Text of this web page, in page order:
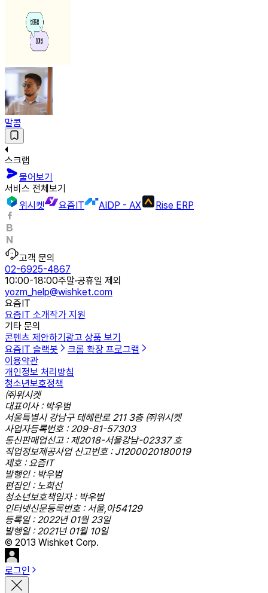
말콤
스크랩
물어보기
서비스 전체보기
위시켓
요즘IT AIDP - AX Rise ERP
고객 문의
02-6925-4867
10:00-18:00주말·공휴일 제외
yozm_help@wishket.com
요즘IT
요즘IT 소개작가 지원
기타 문의
콘텐츠 제안하기 광고 상품 보기
요즘IT 슬랙봇
크롬 확장 프로그램
이용약관
개인정보 처리방침
청소년보호정책
㈜위시켓
대표이사 : 박우범
서울특별시 강남구 테헤란로 211 3층 ㈜위시켓
사업자등록번호 : 209-81-57303
통신판매업신고 : 제2018-서울강남-02337 호
직업정보제공사업 신고번호 : J1200020180019
제호 : 요즘IT
발행인 : 박우범
편집인 : 노희선
청소년보호책임자 : 박우범
인터넷신문등록번호 : 서울,아54129
등록일 : 2022년 01월 23일
발행일 : 2021년 01월 10일
© 2013 Wishket Corp.
로그인